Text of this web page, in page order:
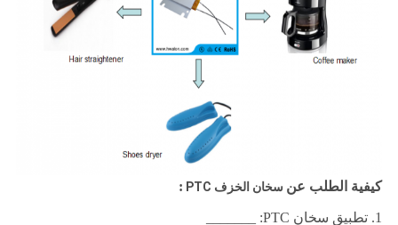
كيفية الطلب عن سخان الخزف PTC :
1. تطبيق سخان PTC: _______